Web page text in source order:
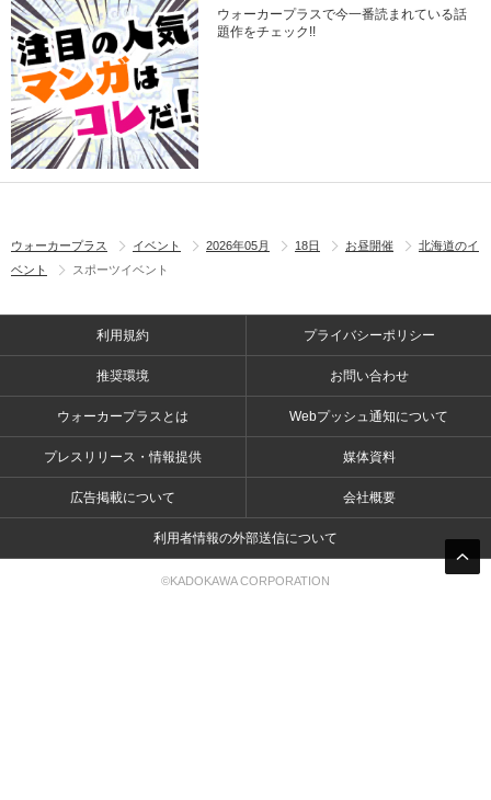
ウォーカープラスで今一番読まれている話
題作をチェック!!
ウォーカープラス イベント 2026年05月 18日 お昼開催
北海道のイ
ベント
スポーツイベント
利用規約 プライバシーポリシー
推奨環境 お問い合わせ
ウォーカープラスとは Webプッシュ通知について
プレスリリース・情報提供 媒体資料
広告掲載について 会社概要
利用者情報の外部送信について
©KADOKAWA CORPORATION